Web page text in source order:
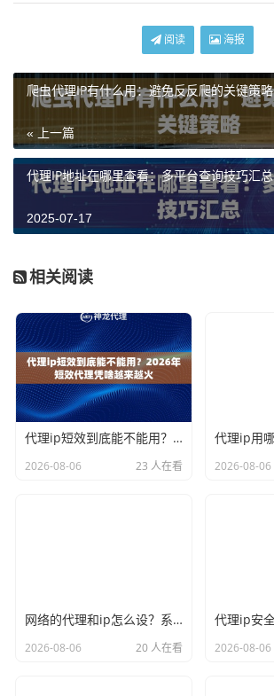
阅读 海报
爬虫代理IP有什么用：避免反反爬的关键策略
« 上一篇
代理IP地址在哪里查看：多平台查询技巧汇总
2025-07-17
相关阅读
代理ip短效到底能不能用？2026年短效代理凭啥越来越火
2026-08-06 23 人在看 2026-08-06
网络的代理和ip怎么设？系统设置手把手教会你
2026-08-06 20 人在看 2026-08-06